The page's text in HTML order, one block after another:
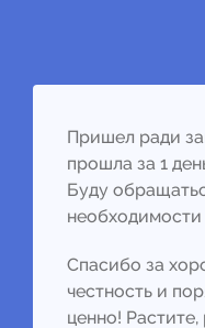
Пришел ради
прошла за 1
Буду
необходимости
Спасибо за
честность и
ценно!